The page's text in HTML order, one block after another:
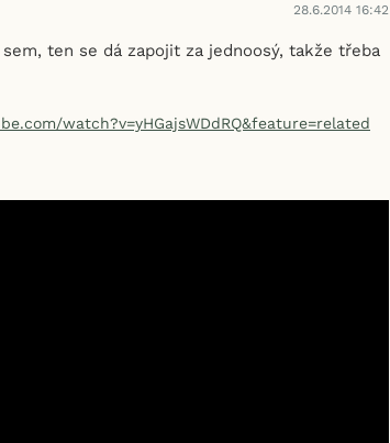
28.6.2014 16:42
ten se dá zapojit za jednoosý, takže třeba
watch?v=yHGajsWDdRQ&feature=related